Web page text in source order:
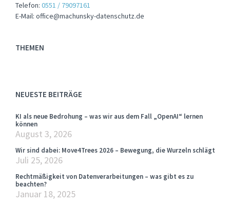
Telefon: 0551 / 79097161
E-Mail: office@machunsky-datenschutz.de
THEMEN
NEUESTE BEITRÄGE
KI als neue Bedrohung – was wir aus dem Fall „OpenAI“ lernen
können
August 3, 2026
Wir sind dabei: Move4Trees 2026 – Bewegung, die Wurzeln schlägt
Juli 25, 2026
Rechtmäßigkeit von Datenverarbeitungen – was gibt es zu
beachten?
Januar 18, 2025